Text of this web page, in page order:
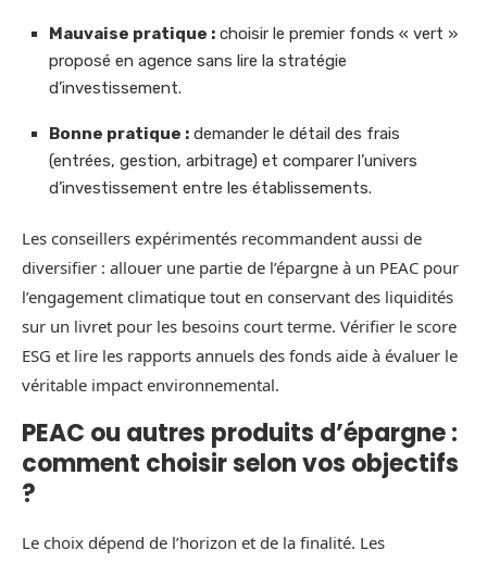
Mauvaise pratique : choisir le premier fonds « vert »
proposé en agence sans lire la stratégie
d’investissement.
Bonne pratique : demander le détail des frais
(entrées, gestion, arbitrage) et comparer l’univers
d’investissement entre les établissements.
Les conseillers expérimentés recommandent aussi de
diversifier : allouer une partie de l’épargne à un PEAC pour
l’engagement climatique tout en conservant des liquidités
sur un livret pour les besoins court terme. Vérifier le score
ESG et lire les rapports annuels des fonds aide à évaluer le
véritable impact environnemental.
PEAC ou autres produits d’épargne :
comment choisir selon vos objectifs
?
Le choix dépend de l’horizon et de la finalité. Les